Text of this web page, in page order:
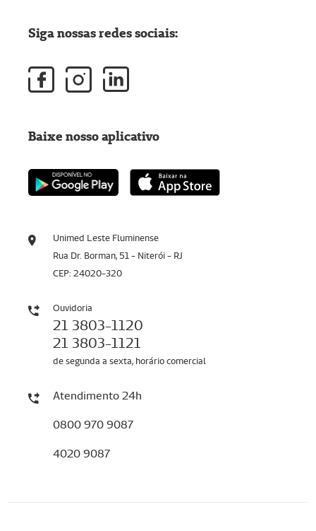
Unimed Leste Fluminense
Rua Dr. Borman, 51 - Niterói - RJ
CEP: 24020-320
Ouvidoria
21 3803-1120
21 3803-1121
de segunda a sexta, horário comercial
Atendimento 24h
0800 970 9087
4020 9087
Siga nossas redes sociais:
Baixe nosso aplicativo